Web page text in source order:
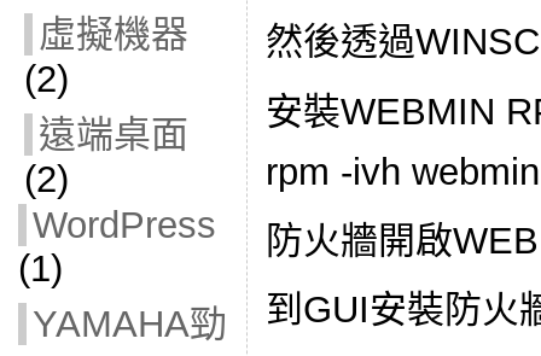
虛擬機器
(2)
遠端桌面
(2)
WordPress
(1)
YAMAHA勁
然後透過
安裝WEBMIN
rpm -ivh
防火牆開啟
到GUI安裝防火